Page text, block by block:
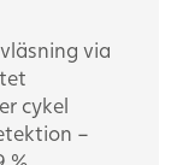
via
cykel
–